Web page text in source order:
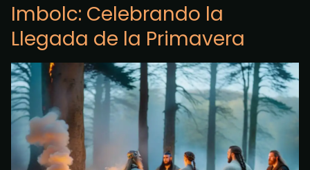
Imbolc: Celebrando la
Llegada de la Primavera